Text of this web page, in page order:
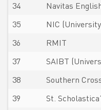
34
Navitas
35
NIC
36
RMIT
37
SAIBT
38
Southern
39
St.